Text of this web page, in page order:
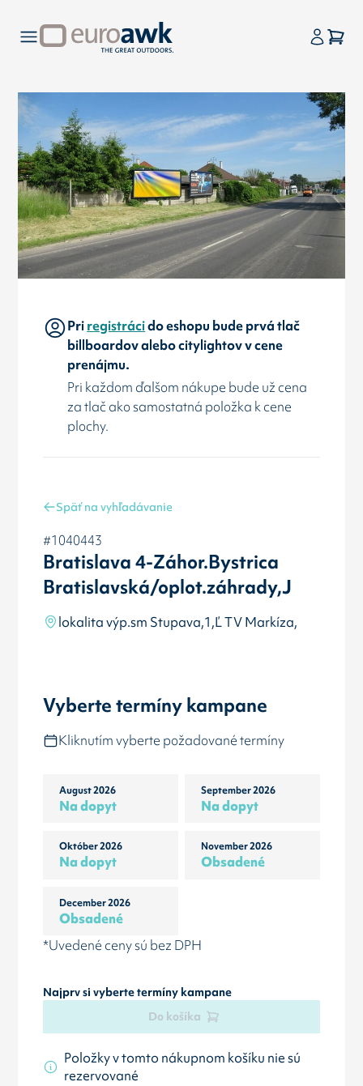
Priregistrácido eshopu bude prvá tlač
billboardov alebo citylightov v cene
prenájmu.
Pri každom ďalšom nákupe bude už cena
za tlač ako samostatná položka k cene
plochy.
Späť na vyhľadávanie
#1040443
Bratislava 4-Záhor.Bystrica
Bratislavská/oplot.záhrady,J
lokalita výp.sm Stupava,1,Ľ TV Markíza,
Vyberte termíny kampane
Kliknutím vyberte požadované termíny
August 2026
Na dopyt
September 2026
Na dopyt
Október 2026
Na dopyt
November 2026
Obsadené
December 2026
Obsadené
*Uvedené ceny sú bez DPH
Najprv si vyberte termíny kampane
Do košíka
Položky v tomto nákupnom košíku nie sú
rezervované